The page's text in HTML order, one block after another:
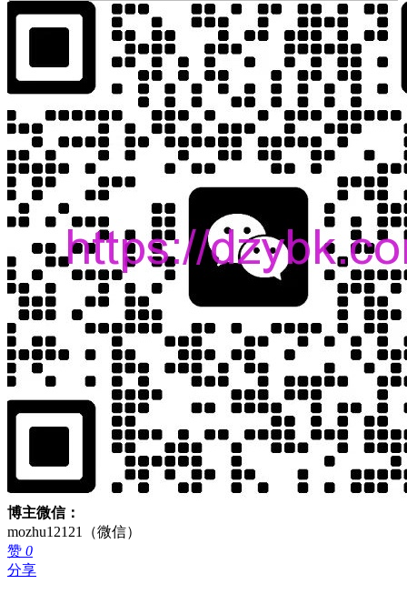
博主微信：
mozhu12121（微信）
赞 0
分享